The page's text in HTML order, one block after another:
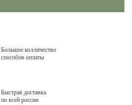
Большое колличество
способов оплаты
Быстрая доставка
по всей россии